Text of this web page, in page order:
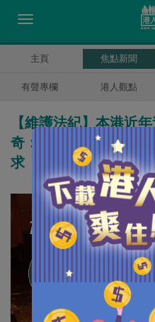
主頁 焦點新聞
有聲專欄 港人觀點
【維護法紀】本港近
奇：期望回復真正秩
求